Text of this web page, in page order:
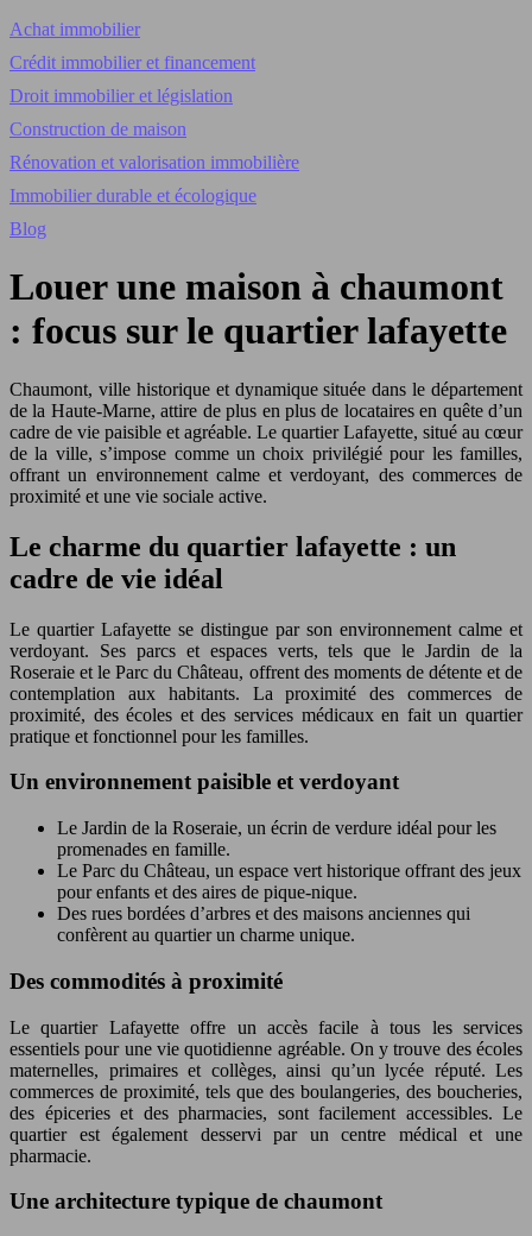
Achat immobilier
Crédit immobilier et financement
Droit immobilier et législation
Construction de maison
Rénovation et valorisation immobilière
Immobilier durable et écologique
Blog
Louer une maison à chaumont
: focus sur le quartier lafayette
Chaumont, ville historique et dynamique située dans le département
de la Haute-Marne, attire de plus en plus de locataires en quête d’un
cadre de vie paisible et agréable. Le quartier Lafayette, situé au cœur
de la ville, s’impose comme un choix privilégié pour les familles,
offrant un environnement calme et verdoyant, des commerces de
proximité et une vie sociale active.
Le charme du quartier lafayette : un
cadre de vie idéal
Le quartier Lafayette se distingue par son environnement calme et
verdoyant. Ses parcs et espaces verts, tels que le Jardin de la
Roseraie et le Parc du Château, offrent des moments de détente et de
contemplation aux habitants. La proximité des commerces de
proximité, des écoles et des services médicaux en fait un quartier
pratique et fonctionnel pour les familles.
Un environnement paisible et verdoyant
Le Jardin de la Roseraie, un écrin de verdure idéal pour les
promenades en famille.
Le Parc du Château, un espace vert historique offrant des jeux
pour enfants et des aires de pique-nique.
Des rues bordées d’arbres et des maisons anciennes qui
confèrent au quartier un charme unique.
Des commodités à proximité
Le quartier Lafayette offre un accès facile à tous les services
essentiels pour une vie quotidienne agréable. On y trouve des écoles
maternelles, primaires et collèges, ainsi qu’un lycée réputé. Les
commerces de proximité, tels que des boulangeries, des boucheries,
des épiceries et des pharmacies, sont facilement accessibles. Le
quartier est également desservi par un centre médical et une
pharmacie.
Une architecture typique de chaumont